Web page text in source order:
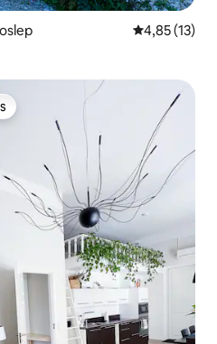
Note
4,85 (13)
les plus aimés